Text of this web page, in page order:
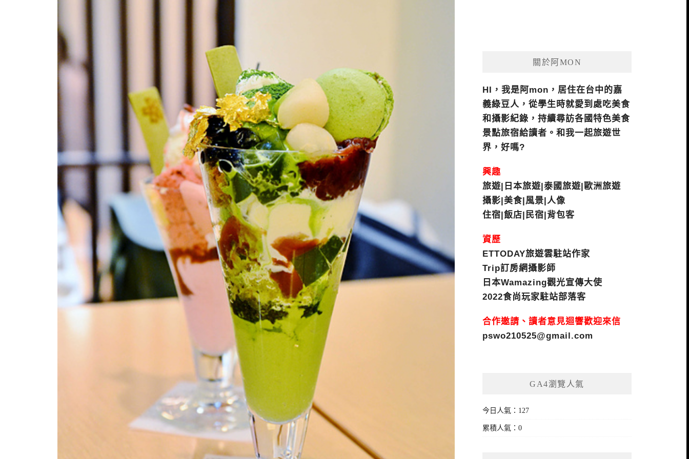
關於阿MON
HI，我是阿mon，居住在台中的嘉
義綠豆人，從學生時就愛到處吃美食
和攝影紀錄，持續尋訪各國特色美食
景點旅宿給讀者。和我一起旅遊世
界，好嗎?
興趣
旅遊|日本旅遊|泰國旅遊|歐洲旅遊
攝影|美食|風景|人像
住宿|飯店|民宿|背包客
資歷
ETTODAY旅遊雲駐站作家
Trip訂房網攝影師
日本Wamazing觀光宣傳大使
2022食尚玩家駐站部落客
合作邀請、讀者意見迴響歡迎來信
pswo210525@gmail.com
GA4瀏覽人氣
今日人氣：127
累積人氣：0